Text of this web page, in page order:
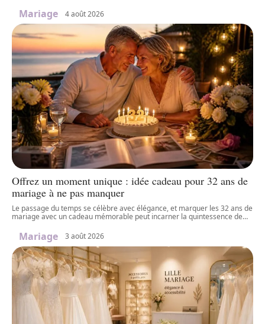
Mariage 4 août 2026
Offrez un moment unique : idée cadeau pour 32 ans de
mariage à ne pas manquer
Le passage du temps se célèbre avec élégance, et marquer les 32 ans de
mariage avec un cadeau mémorable peut incarner la quintessence de…
Mariage 3 août 2026